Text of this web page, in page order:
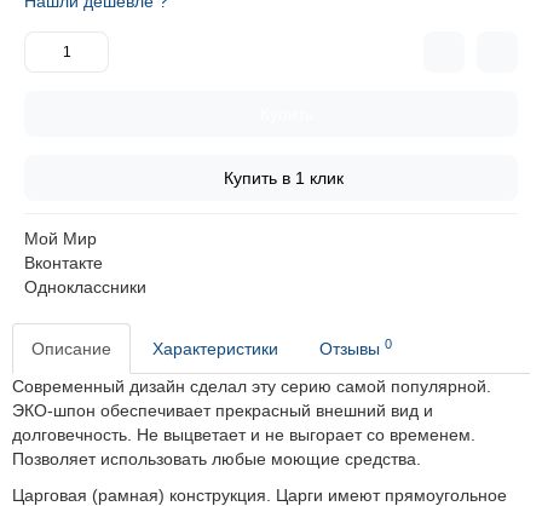
Купить в 1 клик
Мой Мир
Вконтакте
Одноклассники
Описание Характеристики Отзывы 0
Современный дизайн сделал эту серию самой популярной.
ЭКО-шпон обеспечивает прекрасный внешний вид и
долговечность. Не выцветает и не выгорает со временем.
Позволяет использовать любые моющие средства.
Царговая (рамная) конструкция. Царги имеют прямоугольное